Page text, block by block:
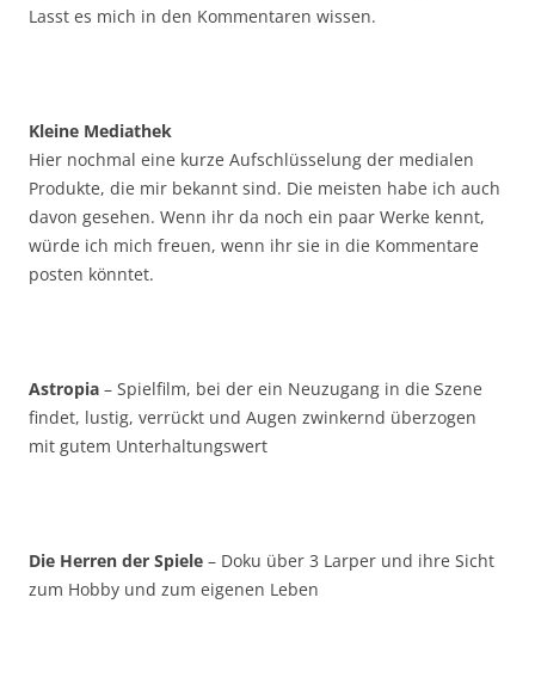
Lasst es mich in den Kommentaren wissen.
Kleine Mediathek
Hier nochmal eine kurze Aufschlüsselung der medialen
Produkte, die mir bekannt sind. Die meisten habe ich auch
davon gesehen. Wenn ihr da noch ein paar Werke kennt,
würde ich mich freuen, wenn ihr sie in die Kommentare
posten könntet.
Astropia – Spielfilm, bei der ein Neuzugang in die Szene
findet, lustig, verrückt und Augen zwinkernd überzogen
mit gutem Unterhaltungswert
Die Herren der Spiele – Doku über 3 Larper und ihre Sicht
zum Hobby und zum eigenen Leben